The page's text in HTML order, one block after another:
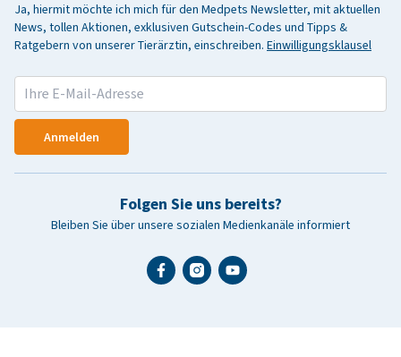
Ja, hiermit möchte ich mich für den Medpets Newsletter, mit aktuellen
News, tollen Aktionen, exklusiven Gutschein-Codes und Tipps &
Ratgebern von unserer Tierärztin, einschreiben. Einwilligungsklausel
Anmelden
Folgen Sie uns bereits?
Bleiben Sie über unsere sozialen Medienkanäle informiert